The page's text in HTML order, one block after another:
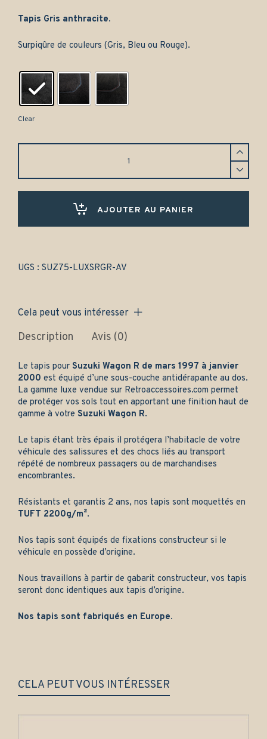
Tapis Gris anthracite.
Surpiqûre de couleurs (Gris, Bleu ou Rouge).
Clear
luxe
AJOUTER AU PANIER
UGS : SUZ75-LUXSRGR-AV
Cela peut vous intéresser
Description Avis (0)
Le tapis pour Suzuki Wagon R de mars 1997 à janvier
2000 est équipé d’une sous-couche antidérapante au dos.
La gamme luxe vendue sur Retroaccessoires.com permet
de protéger vos sols tout en apportant une finition haut de
gamme à votre Suzuki Wagon R.
Le tapis étant très épais il protégera l’habitacle de votre
véhicule des salissures et des chocs liés au transport
répété de nombreux passagers ou de marchandises
encombrantes.
Résistants et garantis 2 ans, nos tapis sont moquettés en
TUFT 2200g/m².
Nos tapis sont équipés de fixations constructeur si le
véhicule en possède d’origine.
Nous travaillons à partir de gabarit constructeur, vos tapis
seront donc identiques aux tapis d’origine.
Nos tapis sont fabriqués en Europe.
CELA PEUT VOUS INTÉRESSER